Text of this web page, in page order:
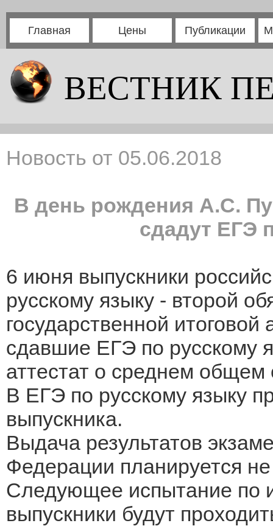
Главная Цены Публикации
ВЕСТНИК
Новость от 05.06.2018
В день рождения А.С.
сдадут ЕГЭ
6 июня выпускники
русскому языку - второй
государственной
сдавшие ЕГЭ по русскому
аттестат о среднем общем
В ЕГЭ по русскому языку
выпускника.
Выдача результатов
Федерации планируется
Следующее испытание по
выпускники будут